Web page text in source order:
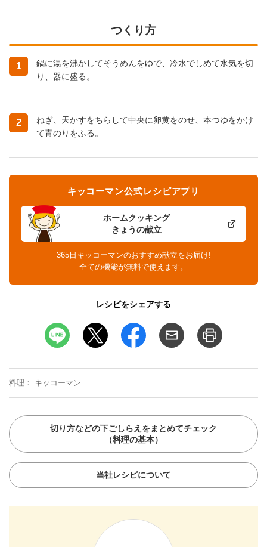
つくり方
1
鍋に湯を沸かしてそうめんをゆで、冷水でしめて水気を切
り、器に盛る。
2
ねぎ、天かすをちらして中央に卵黄をのせ、本つゆをかけ
て青のりをふる。
ホームクッキング
きょうの献立
キッコーマン公式レシピアプリ
365日キッコーマンのおすすめ献立をお届け!
全ての機能が無料で使えます。
レシピをシェアする
料理 キッコーマン
切り方などの下ごしらえをまとめてチェック
（料理の基本）
当社レシピについて